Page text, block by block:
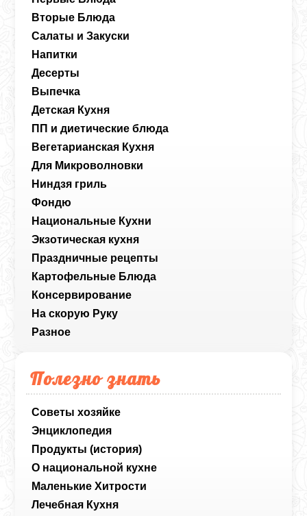
Вторые Блюда
Салаты и Закуски
Напитки
Десерты
Выпечка
Детская Кухня
ПП и диетические блюда
Вегетарианская Кухня
Для Микроволновки
Ниндзя гриль
Фондю
Национальные Кухни
Экзотическая кухня
Праздничные рецепты
Картофельные Блюда
Консервирование
На скорую Руку
Разное
Полезно знать
Советы хозяйке
Энциклопедия
Продукты (история)
О национальной кухне
Маленькие Хитрости
Лечебная Кухня